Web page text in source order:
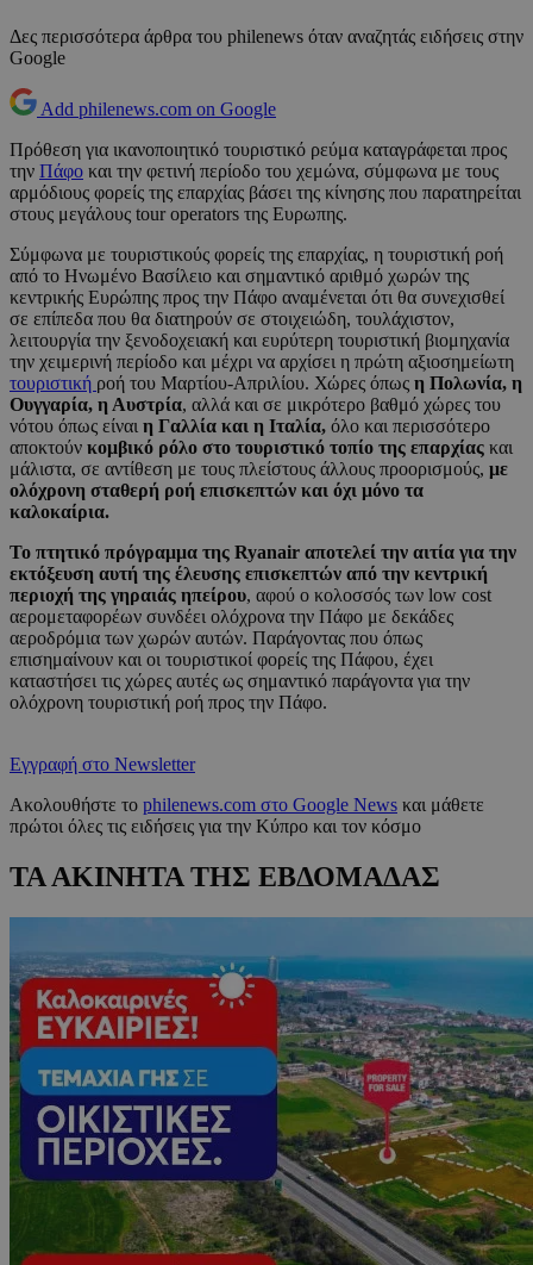
Δες περισσότερα άρθρα του philenews όταν αναζητάς ειδήσεις στην
Google
Add philenews.com on Google
Πρόθεση για ικανοποιητικό τουριστικό ρεύμα καταγράφεται προς
την Πάφο και την φετινή περίοδο του χεμώνα, σύμφωνα με τους
αρμόδιους φορείς της επαρχίας βάσει της κίνησης που παρατηρείται
στους μεγάλους tour operators της Ευρωπης.
Σύμφωνα με τουριστικούς φορείς της επαρχίας, η τουριστική ροή
από το Ηνωμένο Βασίλειο και σημαντικό αριθμό χωρών της
κεντρικής Ευρώπης προς την Πάφο αναμένεται ότι θα συνεχισθεί
σε επίπεδα που θα διατηρούν σε στοιχειώδη, τουλάχιστον,
λειτουργία την ξενοδοχειακή και ευρύτερη τουριστική βιομηχανία
την χειμερινή περίοδο και μέχρι να αρχίσει η πρώτη αξιοσημείωτη
τουριστική ροή του Μαρτίου-Απριλίου. Χώρες όπως η Πολωνία, η
Ουγγαρία, η Αυστρία, αλλά και σε μικρότερο βαθμό χώρες του
νότου όπως είναι η Γαλλία και η Ιταλία, όλο και περισσότερο
αποκτούν κομβικό ρόλο στο τουριστικό τοπίο της επαρχίας και
μάλιστα, σε αντίθεση με τους πλείστους άλλους προορισμούς, με
ολόχρονη σταθερή ροή επισκεπτών και όχι μόνο τα
καλοκαίρια.
Το πτητικό πρόγραμμα της Ryanair αποτελεί την αιτία για την
εκτόξευση αυτή της έλευσης επισκεπτών από την κεντρική
περιοχή της γηραιάς ηπείρου, αφού ο κολοσσός των low cost
αερομεταφορέων συνδέει ολόχρονα την Πάφο με δεκάδες
αεροδρόμια των χωρών αυτών. Παράγοντας που όπως
επισημαίνουν και οι τουριστικοί φορείς της Πάφου, έχει
καταστήσει τις χώρες αυτές ως σημαντικό παράγοντα για την
ολόχρονη τουριστική ροή προς την Πάφο.
Εγγραφή στο Newsletter
Ακολουθήστε το philenews.com στο Google News και μάθετε
πρώτοι όλες τις ειδήσεις για την Κύπρο και τον κόσμο
ΤΑ ΑΚΙΝΗΤΑ ΤΗΣ ΕΒΔΟΜΑΔΑΣ